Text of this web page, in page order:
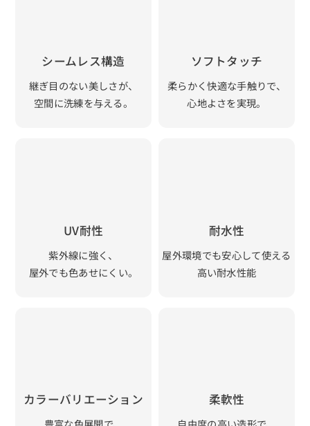
シームレス構造
継ぎ目のない美しさが、
空間に洗練を与える。
ソフトタッチ
柔らかく快適な手触りで、
心地よさを実現。
UV耐性
紫外線に強く、
屋外でも色あせにくい。
耐水性
屋外環境でも安心して使える
高い耐水性能
カラーバリエーション 柔軟性